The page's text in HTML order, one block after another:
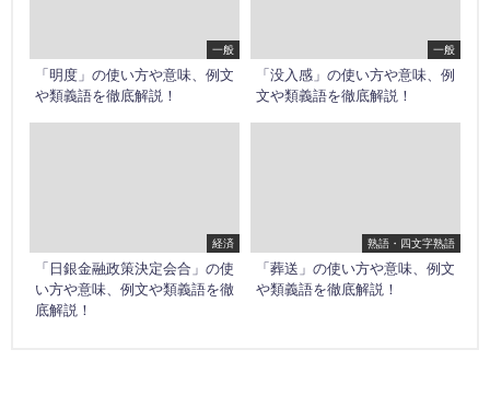
一般
「明度」の使い方や意味、例文
や類義語を徹底解説！
一般
「没入感」の使い方や意味、例
文や類義語を徹底解説！
経済
「日銀金融政策決定会合」の使
い方や意味、例文や類義語を徹
底解説！
熟語・四文字熟語
「葬送」の使い方や意味、例文
や類義語を徹底解説！